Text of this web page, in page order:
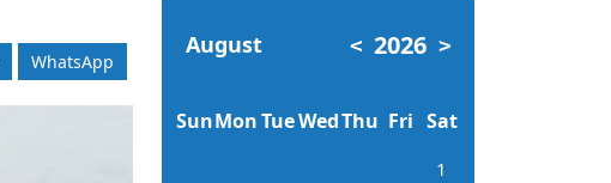
WhatsApp
August < 2026 >
SunMonTueWedThu Fri Sat
1